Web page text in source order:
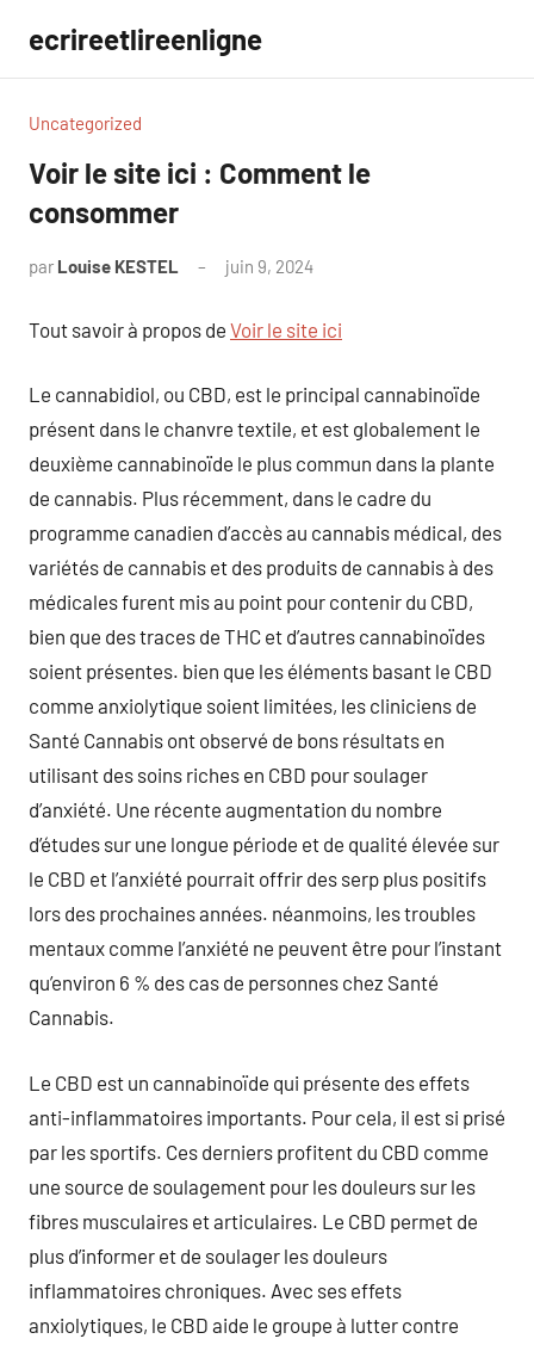
contenu
ecrireetlireenligne
Uncategorized
Voir le site ici : Comment le
consommer
par Louise KESTEL juin 9, 2024
Tout savoir à propos de Voir le site ici
Le cannabidiol, ou CBD, est le principal cannabinoïde
présent dans le chanvre textile, et est globalement le
deuxième cannabinoïde le plus commun dans la plante
de cannabis. Plus récemment, dans le cadre du
programme canadien d’accès au cannabis médical, des
variétés de cannabis et des produits de cannabis à des
médicales furent mis au point pour contenir du CBD,
bien que des traces de THC et d’autres cannabinoïdes
soient présentes. bien que les éléments basant le CBD
comme anxiolytique soient limitées, les cliniciens de
Santé Cannabis ont observé de bons résultats en
utilisant des soins riches en CBD pour soulager
d’anxiété. Une récente augmentation du nombre
d’études sur une longue période et de qualité élevée sur
le CBD et l’anxiété pourrait offrir des serp plus positifs
lors des prochaines années. néanmoins, les troubles
mentaux comme l’anxiété ne peuvent être pour l’instant
qu’environ 6 % des cas de personnes chez Santé
Cannabis.
Le CBD est un cannabinoïde qui présente des effets
anti-inflammatoires importants. Pour cela, il est si prisé
par les sportifs. Ces derniers profitent du CBD comme
une source de soulagement pour les douleurs sur les
fibres musculaires et articulaires. Le CBD permet de
plus d’informer et de soulager les douleurs
inflammatoires chroniques. Avec ses effets
anxiolytiques, le CBD aide le groupe à lutter contre